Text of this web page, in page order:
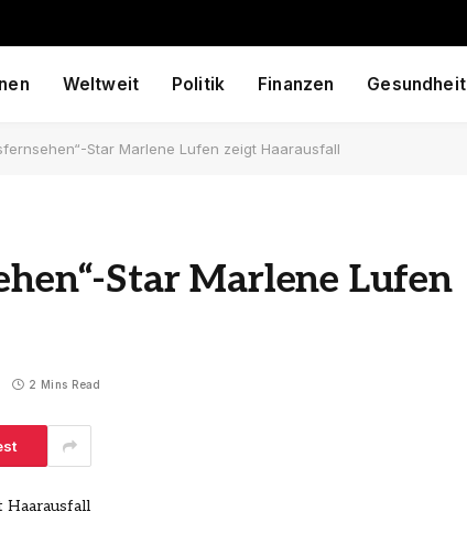
Weltweit Politik Finanzen Gesundheit
Star Marlene Lufen zeigt Haarausfall
Star Marlene Lufen
2 Mins Read